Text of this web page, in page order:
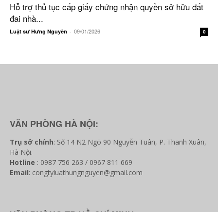
Hỗ trợ thủ tục cấp giấy chứng nhận quyền sở hữu đất
đai nhà...
Luật sư Hưng Nguyên - 09/01/2026 0
VĂN PHÒNG HÀ NỘI:
Trụ sở chính: Số 14 N2 Ngõ 90 Nguyễn Tuân, P. Thanh Xuân,
Hà Nội.
Hotline : 0987 756 263 / 0967 811 669
Email: congtyluathungnguyen@gmail.com